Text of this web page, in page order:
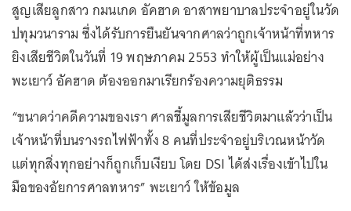
สูญเสียลูกสาว กมนเกด อัคฮาด อาสาพยาบาลประจำอยู่ในวัด
ปทุมวนาราม ซึ่งได้รับการยืนยันจากศาลว่าถูกเจ้าหน้าที่ทหาร
ยิงเสียชีวิตในวันที่ 19 พฤษภาคม 2553 ทำให้ผู้เป็นแม่อย่าง
พะเยาว์ อัคฮาด ต้องออกมาเรียกร้องความยุติธรรม
“ขนาดว่าคดีความของเรา ศาลชี้มูลการเสียชีวิตมาแล้วว่าเป็น
เจ้าหน้าที่บนรางรถไฟฟ้าทั้ง 8 คนที่ประจำอยู่บริเวณหน้าวัด
แต่ทุกสิ่งทุกอย่างก็ถูกเก็บเงียบ โดย DSI ได้ส่งเรื่องเข้าไปใน
มือของอัยการศาลทหาร” พะเยาว์ ให้ข้อมูล